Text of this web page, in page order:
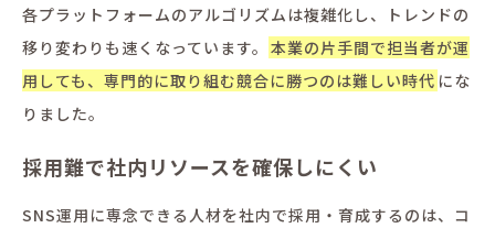
各プラットフォームのアルゴリズムは複雑化し、トレンドの
移り変わりも速くなっています。 本業の片手間で担当者が運
用しても、専門的に取り組む競合に勝つのは難しい時代 にな
りました。
採用難で社内リソースを確保しにくい
SNS運用に専念できる人材を社内で採用・育成するのは、コ